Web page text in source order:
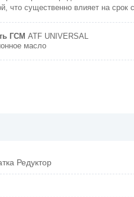
что существенно влияет на
ГСМ ATF UNIVERSAL
масло
Редуктор